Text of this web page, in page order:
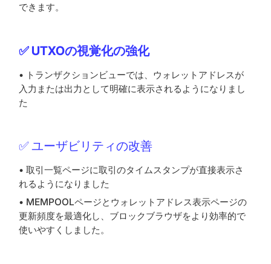
できます。
✅ UTXOの視覚化の強化
• トランザクションビューでは、ウォレットアドレスが
入力または出力として明確に表示されるようになりまし
た
✅ ユーザビリティの改善
• 取引一覧ページに取引のタイムスタンプが直接表示さ
れるようになりました
• MEMPOOLページとウォレットアドレス表示ページの
更新頻度を最適化し、ブロックブラウザをより効率的で
使いやすくしました。